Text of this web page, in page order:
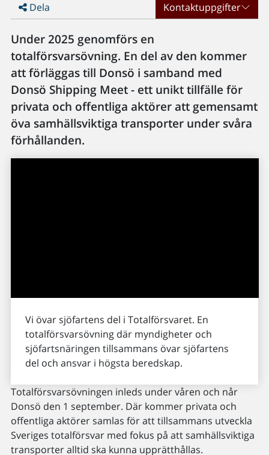
Dela Kontaktuppgifter
Under 2025 genomförs en
totalförsvarsövning. En del av den kommer
att förläggas till Donsö i samband med
Donsö Shipping Meet - ett unikt tillfälle för
privata och offentliga aktörer att gemensamt
öva samhällsviktiga transporter under svåra
förhållanden.
Vi övar sjöfartens del i Totalförsvaret. En
totalförsvarsövning där myndigheter och
sjöfartsnäringen tillsammans övar sjöfartens
del och ansvar i högsta beredskap.
Totalförsvarsövningen inleds under våren och når
Donsö den 1 september. Där kommer privata och
offentliga aktörer samlas för att tillsammans utveckla
Sveriges totalförsvar med fokus på att samhällsviktiga
transporter alltid ska kunna upprätthållas.